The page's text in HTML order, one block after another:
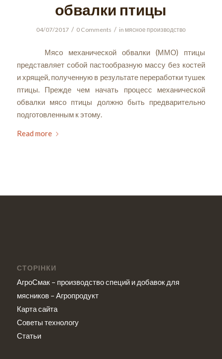
обвалки птицы
04/07/2017 / 0 Comments / in мясное производство
Мясо механической обвалки (ММО) птицы
представляет собой пастообразную массу без костей
и хрящей, полученную в результате переработки тушек
птицы. Прежде чем начать процесс механической
обвалки мясо птицы должно быть предварительно
подготовленным к этому.
Read more
СТОРІНКИ
АгроСмак – производство специй и добавок для
мясников – Агропродукт
Карта сайта
Советы технологу
Статьи